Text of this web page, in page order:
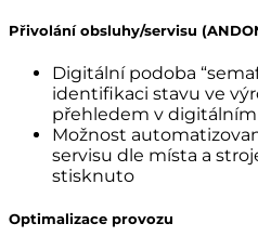
Přivolání obsluhy/servisu
Digitální podoba
identifikaci stavu ve
přehledem v digitálním
Možnost
servisu dle místa a
stisknuto
Optimalizace provozu